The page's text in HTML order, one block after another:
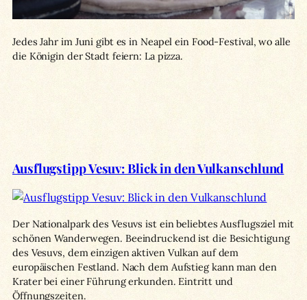
Jedes Jahr im Juni gibt es in Neapel ein Food-Festival, wo alle
die Königin der Stadt feiern: La pizza.
Ausflugstipp Vesuv: Blick in den Vulkanschlund
Der Nationalpark des Vesuvs ist ein beliebtes Ausflugsziel mit
schönen Wanderwegen. Beeindruckend ist die Besichtigung
des Vesuvs, dem einzigen aktiven Vulkan auf dem
europäischen Festland. Nach dem Aufstieg kann man den
Krater bei einer Führung erkunden. Eintritt und
Öffnungszeiten.